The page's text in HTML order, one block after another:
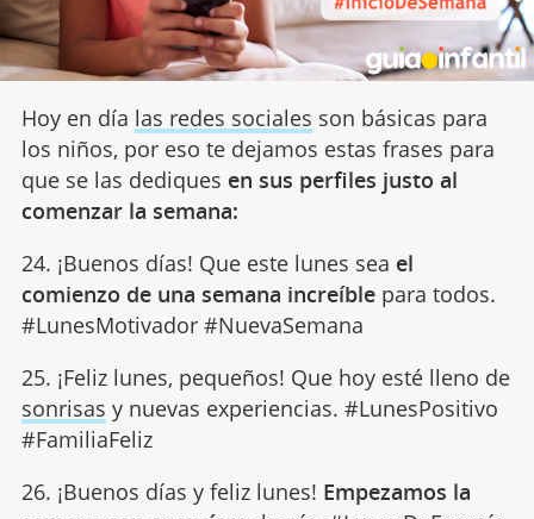
Hoy en día las redes sociales son básicas para
los niños, por eso te dejamos estas frases para
que se las dediques en sus perfiles justo al
comenzar la semana:
24. ¡Buenos días! Que este lunes sea el
comienzo de una semana increíblepara todos.
#LunesMotivador #NuevaSemana
25. ¡Feliz lunes, pequeños! Que hoy esté lleno de
sonrisas y nuevas experiencias. #LunesPositivo
#FamiliaFeliz
26. ¡Buenos días y feliz lunes! Empezamos la